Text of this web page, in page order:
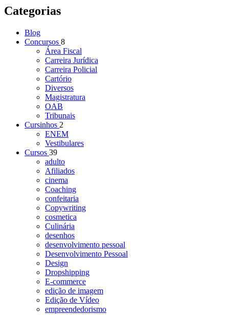
Categorias
Blog
Concursos 8
Área Fiscal
Carreira Jurídica
Carreira Policial
Cartório
Diversos
Magistratura
OAB
Tribunais
Cursinhos 2
ENEM
Vestibulares
Cursos 39
adulto
Afiliados
cinema
Coaching
confeitaria
Copywriting
cosmetica
Culinária
desenhos
desenvolvimento pessoal
Desenvolvimento Pessoal
Design
Dropshipping
E-commerce
edição de imagem
Edição de Vídeo
empreendedorismo